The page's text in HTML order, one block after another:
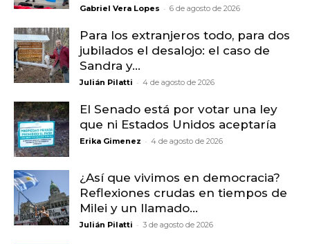
Gabriel Vera Lopes - 6 de agosto de 2026
Para los extranjeros todo, para dos
jubilados el desalojo: el caso de
Sandra y...
Julián Pilatti - 4 de agosto de 2026
El Senado está por votar una ley
que ni Estados Unidos aceptaría
Erika Gimenez - 4 de agosto de 2026
¿Así que vivimos en democracia?
Reflexiones crudas en tiempos de
Milei y un llamado...
Julián Pilatti - 3 de agosto de 2026